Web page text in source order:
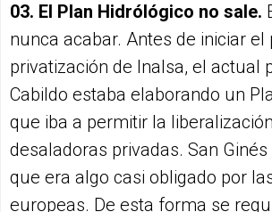
03. El Plan Hidrólógico no sale.
nunca acabar. Antes de iniciar el
privatización de Inalsa, el actual
Cabildo estaba elaborando un
que iba a permitir la
desaladoras privadas. San
que era algo casi obligado por
europeas. De esta forma se